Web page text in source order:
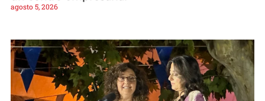
agosto 5, 2026